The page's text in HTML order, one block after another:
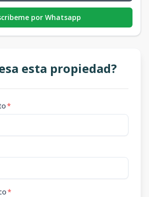
por Whatsapp
esta propiedad?
*
*